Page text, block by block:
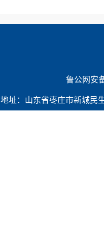
地址：山东省枣庄市新城民